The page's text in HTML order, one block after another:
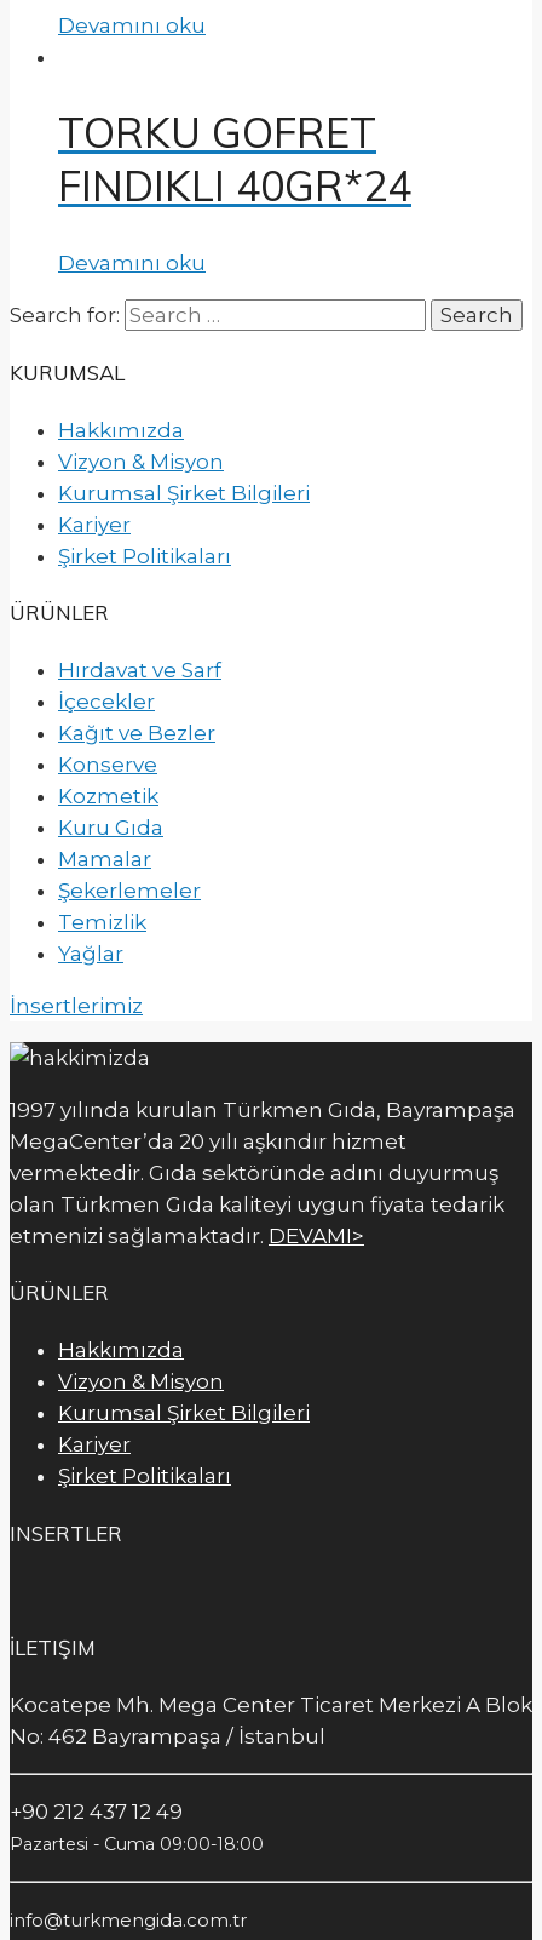
Devamını oku
TORKU GOFRET
FINDIKLI 40GR*24
Devamını oku
Search for:
KURUMSAL
Hakkımızda
Vizyon & Misyon
Kurumsal Şirket Bilgileri
Kariyer
Şirket Politikaları
ÜRÜNLER
Hırdavat ve Sarf
İçecekler
Kağıt ve Bezler
Konserve
Kozmetik
Kuru Gıda
Mamalar
Şekerlemeler
Temizlik
Yağlar
İnsertlerimiz
1997 yılında kurulan Türkmen Gıda, Bayrampaşa
MegaCenter’da 20 yılı aşkındır hizmet
vermektedir. Gıda sektöründe adını duyurmuş
olan Türkmen Gıda kaliteyi uygun fiyata tedarik
etmenizi sağlamaktadır. DEVAMI>
ÜRÜNLER
Hakkımızda
Vizyon & Misyon
Kurumsal Şirket Bilgileri
Kariyer
Şirket Politikaları
INSERTLER
İLETIŞIM
Kocatepe Mh. Mega Center Ticaret Merkezi A Blok
No: 462 Bayrampaşa / İstanbul
+90 212 437 12 49
Pazartesi - Cuma 09:00-18:00
info@turkmengida.com.tr